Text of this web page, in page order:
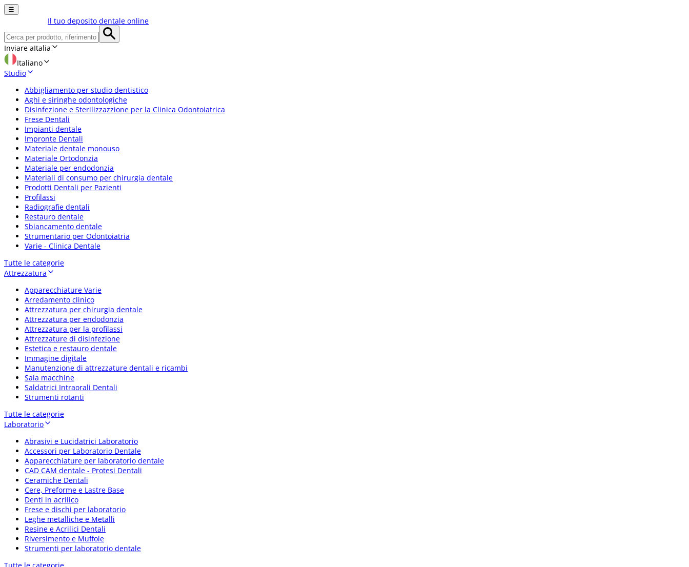
☰
Il tuo deposito dentale online
Inviare aItalia
Italiano
Studio
Abbigliamento per studio dentistico
Aghi e siringhe odontologiche
Disinfezione e Sterilizzazzione per la Clinica Odontoiatrica
Frese Dentali
Impianti dentale
Impronte Dentali
Materiale dentale monouso
Materiale Ortodonzia
Materiale per endodonzia
Materiali di consumo per chirurgia dentale
Prodotti Dentali per Pazienti
Profilassi
Radiografie dentali
Restauro dentale
Sbiancamento dentale
Strumentario per Odontoiatria
Varie - Clinica Dentale
Tutte le categorie
Attrezzatura
Apparecchiature Varie
Arredamento clinico
Attrezzatura per chirurgia dentale
Attrezzatura per endodonzia
Attrezzatura per la profilassi
Attrezzature di disinfezione
Estetica e restauro dentale
Immagine digitale
Manutenzione di attrezzature dentali e ricambi
Sala macchine
Saldatrici Intraorali Dentali
Strumenti rotanti
Tutte le categorie
Laboratorio
Abrasivi e Lucidatrici Laboratorio
Accessori per Laboratorio Dentale
Apparecchiature per laboratorio dentale
CAD CAM dentale - Protesi Dentali
Ceramiche Dentali
Cere, Preforme e Lastre Base
Denti in acrilico
Frese e dischi per laboratorio
Leghe metalliche e Metalli
Resine e Acrilici Dentali
Riversimento e Muffole
Strumenti per laboratorio dentale
Tutte le categorie